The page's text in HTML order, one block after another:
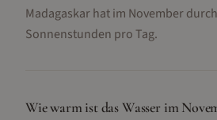
Madagaskar hat im November
Sonnenstunden pro Tag.
Wie warm ist das Wasser im